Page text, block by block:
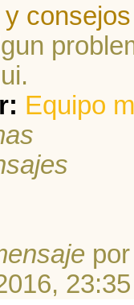
Equipo
23:35